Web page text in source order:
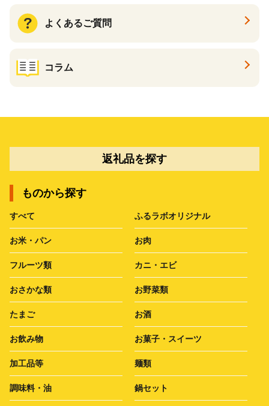
よくあるご質問
コラム
返礼品を探す
ものから探す
すべて ふるラボオリジナル
お米・パン お肉
フルーツ類 カニ・エビ
おさかな類 お野菜類
たまご お酒
お飲み物 お菓子・スイーツ
加工品等 麺類
調味料・油 鍋セット